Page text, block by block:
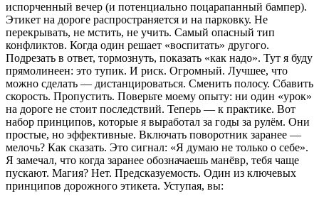
испорченный вечер (и потенциально поцарапанный бампер).
Этикет на дороге распространяется и на парковку. Не
перекрывать, не мстить, не учить. Самый опасный тип
конфликтов. Когда один решает «воспитать» другого.
Подрезать в ответ, тормознуть, показать «как надо». Тут я буду
прямолинеен: это тупик. И риск. Огромный. Лучшее, что
можно сделать — дистанцироваться. Сменить полосу. Сбавить
скорость. Пропустить. Поверьте моему опыту: ни один «урок»
на дороге не стоит последствий. Теперь — к практике. Вот
набор принципов, которые я выработал за годы за рулём. Они
простые, но эффективные. Включать поворотник заранее —
мелочь? Как сказать. Это сигнал: «Я думаю не только о себе».
Я замечал, что когда заранее обозначаешь манёвр, тебя чаще
пускают. Магия? Нет. Предсказуемость. Один из ключевых
принципов дорожного этикета. Уступая, вы: